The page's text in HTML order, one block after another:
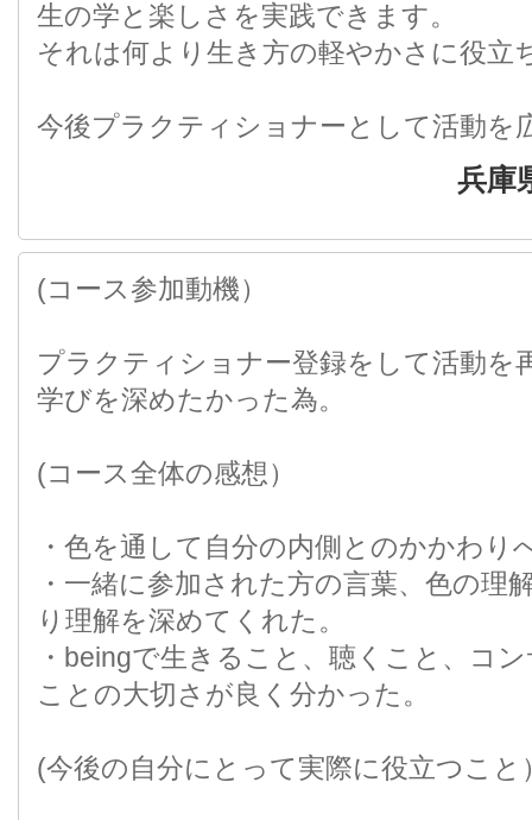
生の学と楽しさを実践できます。
それは何より生き方の軽やかさに役立
今後プラクティショナーとして活動を
兵庫
(コース参加動機）
プラクティショナー登録をして活動を
学びを深めたかった為。
(コース全体の感想）
・色を通して自分の内側とのかかわり
・一緒に参加された方の言葉、色の理
り理解を深めてくれた。
・beingで生きること、聴くこと、コ
ことの大切さが良く分かった。
(今後の自分にとって実際に役立つこと